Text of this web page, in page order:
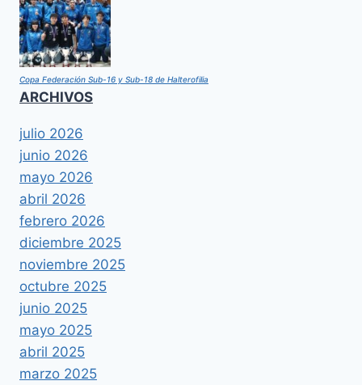
Copa Federación Sub-16 y Sub-18 de Halterofilia
ARCHIVOS
julio 2026
junio 2026
mayo 2026
abril 2026
febrero 2026
diciembre 2025
noviembre 2025
octubre 2025
junio 2025
mayo 2025
abril 2025
marzo 2025